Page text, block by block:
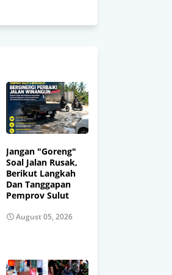
Jangan "Goreng"
Soal Jalan Rusak,
Berikut Langkah
Dan Tanggapan
Pemprov Sulut
August 05, 2026